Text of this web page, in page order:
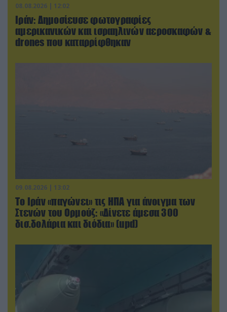
08.08.2026 | 12:02
Ιράν: Δημοσίευσε φωτογραφίες
αμερικανικών και ισραηλινών αεροσκαφών &
drones που καταρρίφθηκαν
09.08.2026 | 13:02
Το Ιράν «παγώνει» τις ΗΠΑ για άνοιγμα των
Στενών του Ορμούζ: «Δίνετε άμεσα 300
δισ.δολάρια και διόδια» (upd)